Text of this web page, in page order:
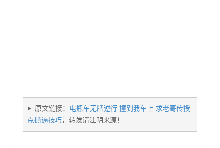
原文链接： 电瓶车无牌逆行 撞到我车上 求老哥传授
点撕逼技巧 ，转发请注明来源！